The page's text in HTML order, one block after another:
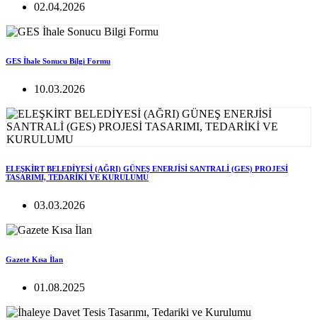
02.04.2026
GES İhale Sonucu Bilgi Formu
10.03.2026
ELEŞKİRT BELEDİYESİ (AĞRI) GÜNEŞ ENERJİSİ SANTRALİ (GES) PROJESİ
TASARIMI, TEDARİKİ VE KURULUMU
03.03.2026
Gazete Kısa İlan
01.08.2025